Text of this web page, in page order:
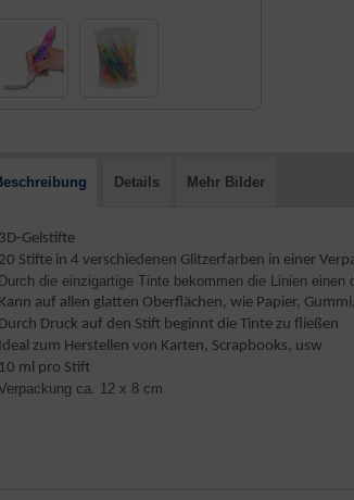
Details Mehr Bilder
Gelstifte
Stifte in 4 verschiedenen Glitzerfarben in einer
die einzigartige Tinte bekommen die Linien
auf allen glatten Oberflächen, wie Papier,
Druck auf den Stift beginnt die Tinte zu fließen
zum Herstellen von Karten, Scrapbooks, usw
ml pro Stift
ca. 12 x 8 cm